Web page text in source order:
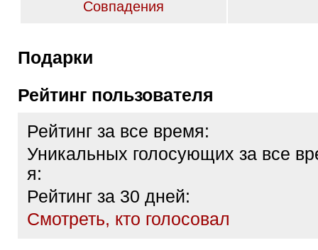
Совпадения
Подарки
Рейтинг пользователя
Рейтинг за все время:
Уникальных голосующих за все
я:
Рейтинг за 30 дней:
Cмотреть, кто голосовал